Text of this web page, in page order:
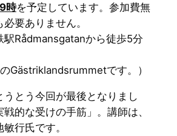
時を予定しています。参加費無
要ありません。
駅Rådmansgatanから徒歩5分
Gästriklandsrummetです。）
うとう今回が最後となりまし
的な受けの手筋」。講師は、
行氏です。